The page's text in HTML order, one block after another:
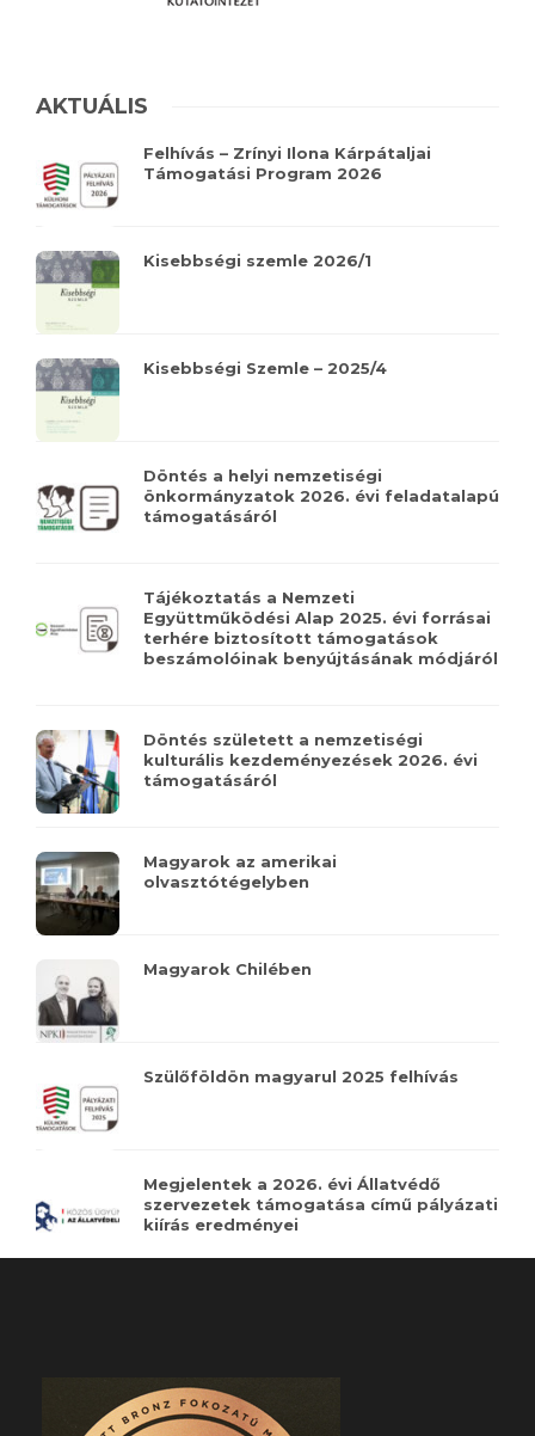
AKTUÁLIS
Felhívás – Zrínyi Ilona Kárpátaljai
Támogatási Program 2026
Kisebbségi szemle 2026/1
Kisebbségi Szemle – 2025/4
Döntés a helyi nemzetiségi
önkormányzatok 2026. évi feladatalapú
támogatásáról
Tájékoztatás a Nemzeti
Együttműködési Alap 2025. évi forrásai
terhére biztosított támogatások
beszámolóinak benyújtásának módjáról
Döntés született a nemzetiségi
kulturális kezdeményezések 2026. évi
támogatásáról
Magyarok az amerikai
olvasztótégelyben
Magyarok Chilében
Szülőföldön magyarul 2025 felhívás
Megjelentek a 2026. évi Állatvédő
szervezetek támogatása című pályázati
kiírás eredményei